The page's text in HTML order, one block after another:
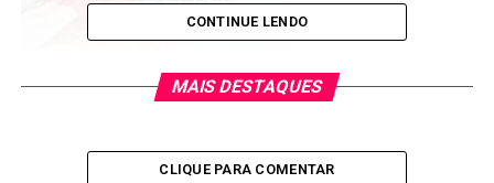
CONTINUE LENDO
MAIS DESTAQUES
CLIQUE PARA COMENTAR